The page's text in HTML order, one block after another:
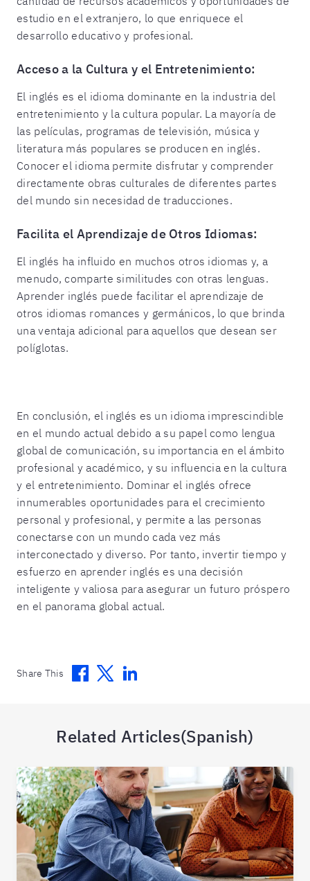
estudio en el extranjero, lo que enriquece el
desarrollo educativo y profesional.
Acceso a la Cultura y el Entretenimiento:
El inglés es el idioma dominante en la industria del
entretenimiento y la cultura popular. La mayoría de
las películas, programas de televisión, música y
literatura más populares se producen en inglés.
Conocer el idioma permite disfrutar y comprender
directamente obras culturales de diferentes partes
del mundo sin necesidad de traducciones.
Facilita el Aprendizaje de Otros Idiomas:
El inglés ha influido en muchos otros idiomas y, a
menudo, comparte similitudes con otras lenguas.
Aprender inglés puede facilitar el aprendizaje de
otros idiomas romances y germánicos, lo que brinda
una ventaja adicional para aquellos que desean ser
políglotas.
En conclusión, el inglés es un idioma imprescindible
en el mundo actual debido a su papel como lengua
global de comunicación, su importancia en el ámbito
profesional y académico, y su influencia en la cultura
y el entretenimiento. Dominar el inglés ofrece
innumerables oportunidades para el crecimiento
personal y profesional, y permite a las personas
conectarse con un mundo cada vez más
interconectado y diverso. Por tanto, invertir tiempo y
esfuerzo en aprender inglés es una decisión
inteligente y valiosa para asegurar un futuro próspero
en el panorama global actual.
Share This Facebook
TwitterLinkedin
Related Articles(Spanish)